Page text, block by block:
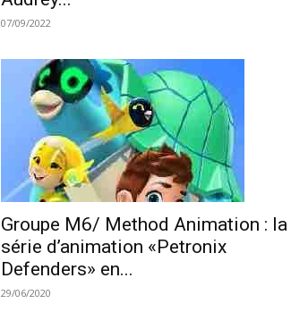
07/09/2022
Groupe M6/ Method Animation : la
série d’animation «Petronix
Defenders» en...
29/06/2020